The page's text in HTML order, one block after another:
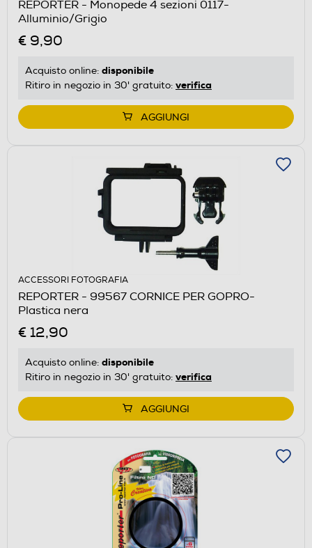
REPORTER - Monopede 4 sezioni 0117-
Alluminio/Grigio
€ 9,90
Acquisto online: disponibile
Ritiro in negozio in 30' gratuito: verifica
AGGIUNGI
ACCESSORI FOTOGRAFIA
REPORTER - 99567 CORNICE PER GOPRO-
Plastica nera
€ 12,90
Acquisto online: disponibile
Ritiro in negozio in 30' gratuito: verifica
AGGIUNGI